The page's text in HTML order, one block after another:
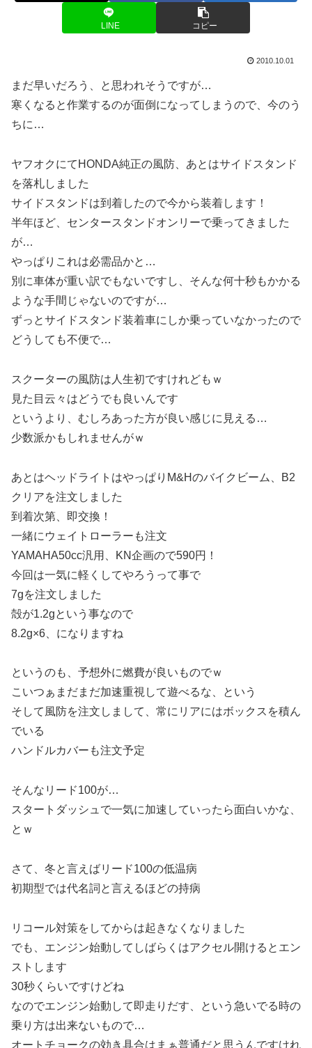
LINE コピー
2010.10.01
まだ早いだろう、と思われそうですが…
寒くなると作業するのが面倒になってしまうので、今のう
ちに…
ヤフオクにてHONDA純正の風防、あとはサイドスタンド
を落札しました
サイドスタンドは到着したので今から装着します！
半年ほど、センタースタンドオンリーで乗ってきました
が…
やっぱりこれは必需品かと…
別に車体が重い訳でもないですし、そんな何十秒もかかる
ような手間じゃないのですが…
ずっとサイドスタンド装着車にしか乗っていなかったので
どうしても不便で…
スクーターの風防は人生初ですけれどもｗ
見た目云々はどうでも良いんです
というより、むしろあった方が良い感じに見える…
少数派かもしれませんがｗ
あとはヘッドライトはやっぱりM&Hのバイクビーム、B2
クリアを注文しました
到着次第、即交換！
一緒にウェイトローラーも注文
YAMAHA50cc汎用、KN企画ので590円！
今回は一気に軽くしてやろうって事で
7gを注文しました
殻が1.2gという事なので
8.2g×6、になりますね
というのも、予想外に燃費が良いものでｗ
こいつぁまだまだ加速重視して遊べるな、という
そして風防を注文しまして、常にリアにはボックスを積ん
でいる
ハンドルカバーも注文予定
そんなリード100が…
スタートダッシュで一気に加速していったら面白いかな、
とｗ
さて、冬と言えばリード100の低温病
初期型では代名詞と言えるほどの持病
リコール対策をしてからは起きなくなりました
でも、エンジン始動してしばらくはアクセル開けるとエン
ストします
30秒くらいですけどね
なのでエンジン始動して即走りだす、という急いでる時の
乗り方は出来ないもので…
オートチョークの効き具合はまぁ普通だと思うんですけれ